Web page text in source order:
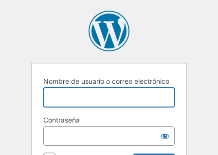
Nombre de usuario o correo electrónico
Contraseña